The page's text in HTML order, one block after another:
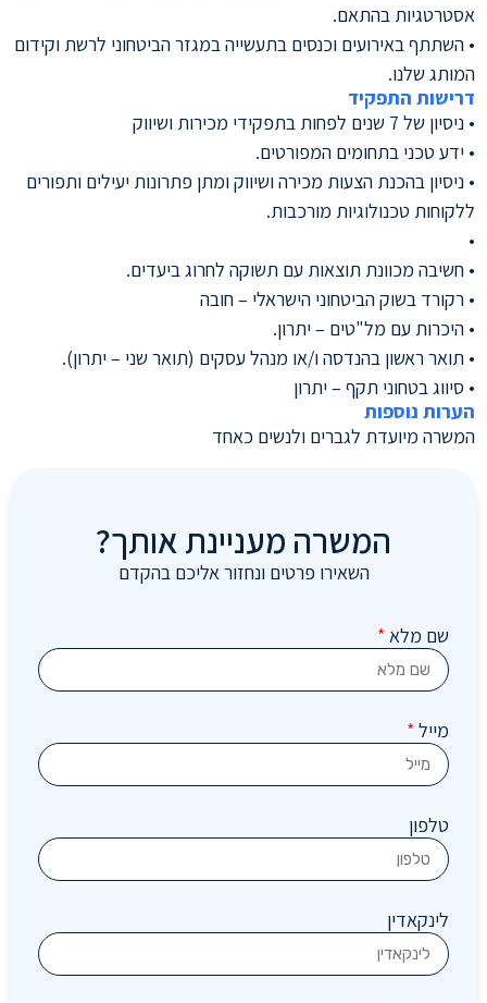
המשרה מעניינת אותך?
השאירו פרטים ונחזור אליכם בהקדם
שם מלא *
מייל *
טלפון
לינקאדין
אסטרטגיות בהתאם.
• השתתף באירועים וכנסים בתעשייה במגזר הביטחוני לרשת וקידום
המותג שלנו.
דרישות התפקיד
• ניסיון של 7 שנים לפחות בתפקידי מכירות ושיווק
• ידע טכני בתחומים המפורטים.
• ניסיון בהכנת הצעות מכירה ושיווק ומתן פתרונות יעילים ותפורים
ללקוחות טכנולוגיות מורכבות.
•
• חשיבה מכוונת תוצאות עם תשוקה לחרוג ביעדים.
• רקורד בשוק הביטחוני הישראלי – חובה
• היכרות עם מל"טים – יתרון.
• תואר ראשון בהנדסה ו/או מנהל עסקים (תואר שני – יתרון).
• סיווג בטחוני תקף – יתרון
הערות נוספות
המשרה מיועדת לגברים ולנשים כאחד